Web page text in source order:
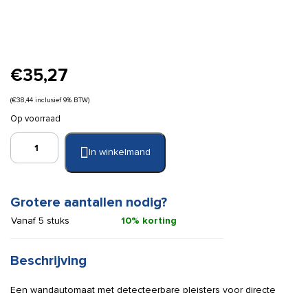
€35,27
(€38,44 inclusief 9% BTW)
Op voorraad
Salvequick
pleisterdispenser
pleisters
In winkelmand
Grotere aantallen nodig?
Vanaf 5 stuks 10% korting
Beschrijving
Een wandautomaat met detecteerbare pleisters voor directe